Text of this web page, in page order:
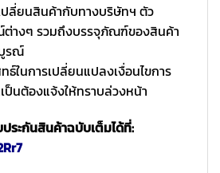
ลี่ยนสินค้ากับทางบริษัทฯ ตัว
างๆ รวมถึงบรรจุภัณฑ์ของสินค้า
รณ์
ในการเปลี่ยนแปลงเงื่อนไขการ
ป็นต้องแจ้งให้ทราบล่วงหน้า
ระกันสินค้าฉบับเต็มได้ที่: